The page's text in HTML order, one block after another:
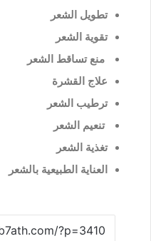
تطويل الشعر
تقوية الشعر
منع تساقط الشعر
علاج القشرة
ترطيب الشعر
تنعيم الشعر
تغذية الشعر
العناية الطبيعية بالشعر